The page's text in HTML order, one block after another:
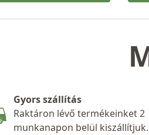
Gyors szállítás
Raktáron lévő termékeinket 2
munkanapon belül kiszállítjuk.